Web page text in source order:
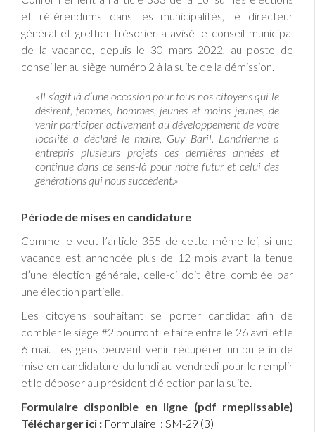
et référendums dans les municipalités, le directeur
général et greffier-trésorier a avisé le conseil municipal
de la vacance, depuis le 30 mars 2022, au poste de
conseiller au siège numéro 2 à la suite de la démission.
«Il s’agit là d’une occasion pour tous nos citoyens qui le
désirent, femmes, hommes, jeunes et moins jeunes, de
venir participer activement au développement de votre
localité a déclaré le maire, Guy Baril. Landrienne a
entrepris plusieurs projets ces dernières années et
continue dans ce sens-là pour notre futur et celui des
générations qui nous succèdent.»
Période de mises en candidature
Comme le veut l’article 355 de cette même loi, si une
vacance est annoncée plus de 12 mois avant la tenue
d’une élection générale, celle-ci doit être comblée par
une élection partielle.
Les citoyens souhaitant se porter candidat afin de
combler le siège #2 pourront le faire entre le 26 avril et le
6 mai. Les gens peuvent venir récupérer un bulletin de
mise en candidature du lundi au vendredi pour le remplir
et le déposer au président d’élection par la suite.
Formulaire disponible en ligne (pdf rmeplissable)
Télécharger ici : Formulaire : SM-29 (3)